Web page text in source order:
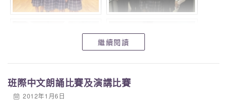
繼續閱讀
班際中文朗誦比賽及演講比賽
2012年1月6日